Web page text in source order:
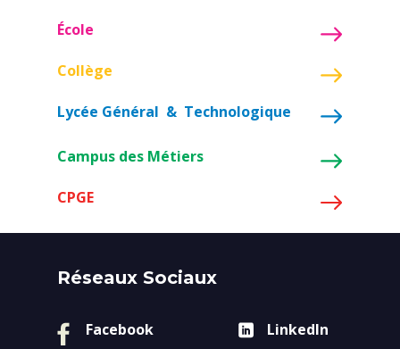
École
Collège
Lycée Général & Technologique
Campus des Métiers
CPGE
Réseaux Sociaux
Facebook LinkedIn